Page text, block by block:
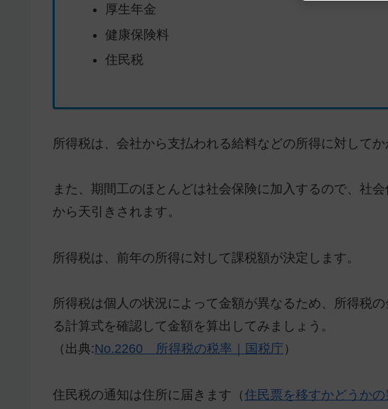
厚生年金
健康保険料
住民税
所得税は、会社から支払われる給料などの所得に対してか
また、期間工のほとんどは社会保険に加入するので、 社会
から天引きされます。
所得税は、前年の所得に対して課税額が決定します。
所得税は個人の状況によって金額が異なるため、所得税
る計算式を確認して金額を算出してみましょう。
（出典:No.2260 所得税の税率｜国税庁 ）
住民税の通知は住所に届きます（住民票を移すかどうかの